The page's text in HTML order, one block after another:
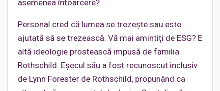
asemenea întoarcere?
Personal cred că lumea se trezește sau este
ajutată să se trezească. Vă mai amintiți de ESG? E
altă ideologie prostească impusă de familia
Rothschild. Eșecul său a fost recunoscut inclusiv
de Lynn Forester de Rothschild, propunând ca